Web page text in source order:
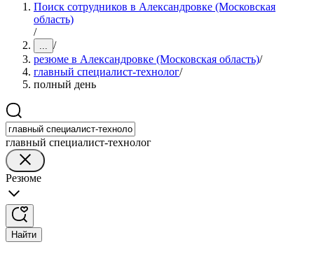
Поиск сотрудников в Александровке (Московская
область)
/
... /
резюме в Александровке (Московская область)/
главный специалист-технолог/
полный день
главный специалист-технолог
Резюме
Найти